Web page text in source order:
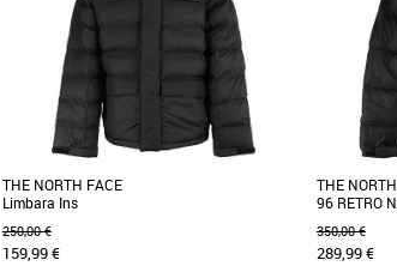
THE NORTH FACE
Limbara Ins
250,00 €
159,99 €
THE
96 RETRO
350,00 €
289,99 €